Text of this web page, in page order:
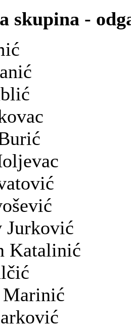
skupina -
Jurković
Katalinić